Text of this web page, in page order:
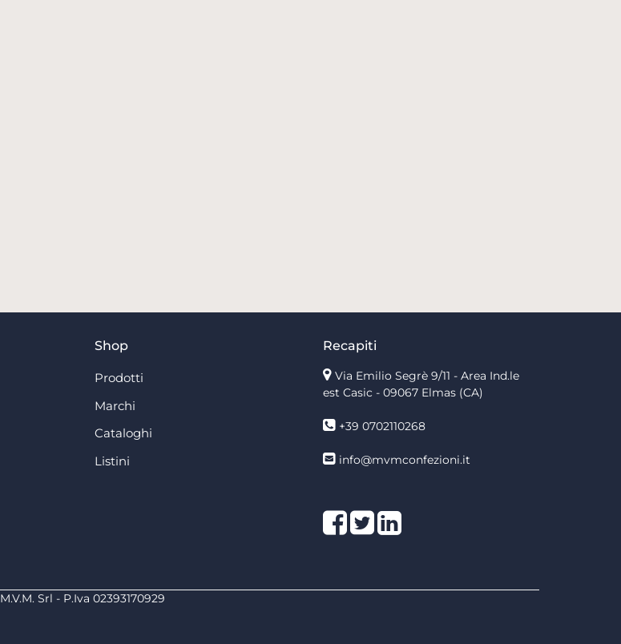
Shop
Prodotti
Marchi
Cataloghi
Listini
Recapiti
Via Emilio Segrè 9/11 - Area Ind.le
est Casic - 09067 Elmas (CA)
+39 0702110268
info@mvmconfezioni.it
Facebook
TwitterLinkedIn
M.V.M. Srl - P.Iva 02393170929